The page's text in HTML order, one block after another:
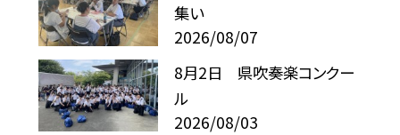
集い
2026/08/07
8月2日 県吹奏楽コンクー
ル
2026/08/03